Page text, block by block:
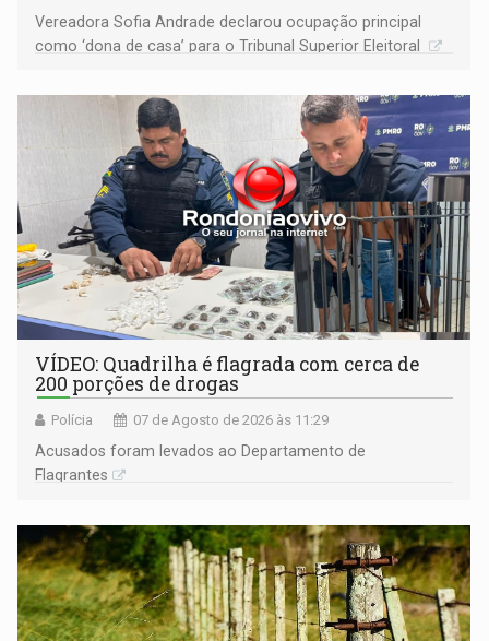
Vereadora Sofia Andrade declarou ocupação principal
como ‘dona de casa’ para o Tribunal Superior Eleitoral
VÍDEO: Quadrilha é flagrada com cerca de
200 porções de drogas
Polícia 07 de Agosto de 2026 às 11:29
Acusados foram levados ao Departamento de
Flagrantes